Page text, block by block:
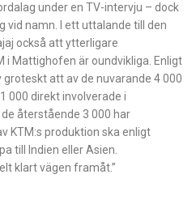
under en TV-intervju – dock
vid namn. I ett uttalande till den
också att ytterligare
i Mattighofen är oundvikliga. Enligt
att av de nuvarande 4 000
000 direkt involverade i
återstående 3 000 har
KTM:s produktion ska enligt
till Indien eller Asien.
klart vägen framåt.”